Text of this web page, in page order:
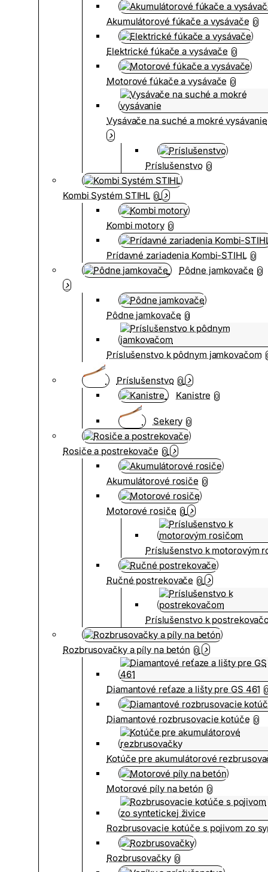
Akumulátorové fúkače a vysávače 0
Elektrické fúkače a vysávače 0
Motorové fúkače a vysávače 0
Vysávače na suché a mokré vysávanie
Príslušenstvo 0
Kombi Systém STIHL 0
Kombi motory 0
Prídavné zariadenia Kombi-STIHL 0
Pôdne jamkovače 0
Pôdne jamkovače 0
Príslušenstvo k pôdnym jamkovačom
Príslušenstvo 0
Kanistre 0
Sekery 0
Rosiče a postrekovače 0
Akumulátorové rosiče 0
Motorové rosiče 0
Príslušenstvo k motorovým
Ručné postrekovače 0
Príslušenstvo k
Rozbrusovačky a píly na betón 0
Diamantové reťaze a lišty pre GS 461
Diamantové rozbrusovacie kotúče 0
Kotúče pre akumulátorové
Motorové píly na betón 0
Rozbrusovacie kotúče s pojivom zo
Rozbrusovačky 0